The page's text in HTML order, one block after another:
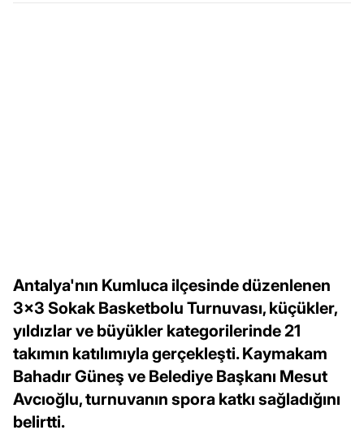
Antalya'nın Kumluca ilçesinde düzenlenen
3x3 Sokak Basketbolu Turnuvası, küçükler,
yıldızlar ve büyükler kategorilerinde 21
takımın katılımıyla gerçekleşti. Kaymakam
Bahadır Güneş ve Belediye Başkanı Mesut
Avcıoğlu, turnuvanın spora katkı sağladığını
belirtti.